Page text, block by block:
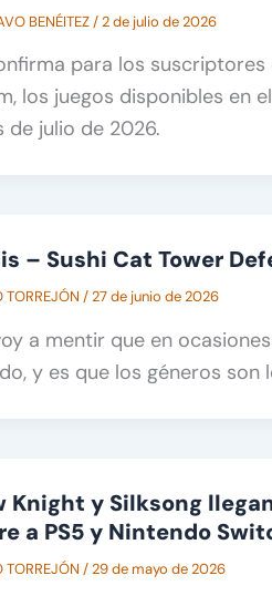
BENÉITEZ/2 de julio de 2026
para los suscriptores
los juegos disponibles en
de julio de 2026.
– Sushi Cat Tower
TORREJÓN /27 de junio de 2026
a mentir que en
y es que los géneros son
Knight y Silksong
a PS5 y Nintendo
TORREJÓN /29 de mayo de 2026